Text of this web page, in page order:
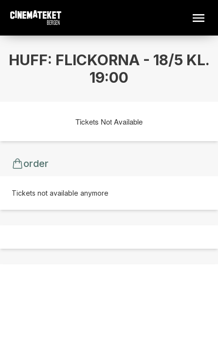
HUFF: FLICKORNA - 18/5 KL.
19:00
Tickets Not Available
order
Tickets not available anymore